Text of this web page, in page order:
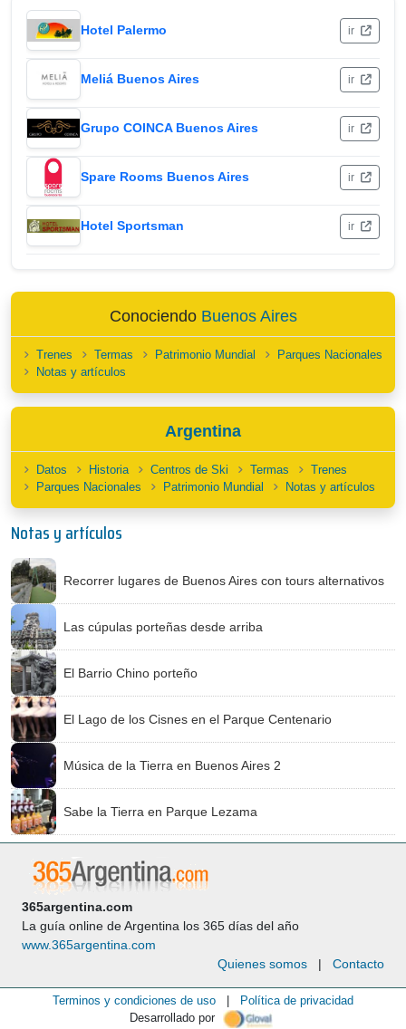
Hotel Palermo ir
Meliá Buenos Aires ir
Grupo COINCA Buenos Aires ir
Spare Rooms Buenos Aires ir
Hotel Sportsman ir
Conociendo Buenos Aires
Trenes Termas Patrimonio Mundial
Parques Nacionales
Notas y artículos
Argentina
Datos Historia Centros de Ski Termas
Trenes
Parques Nacionales
Patrimonio Mundial Notas y artículos
Notas y artículos
Recorrer lugares de Buenos Aires con tours alternativos
Las cúpulas porteñas desde arriba
El Barrio Chino porteño
El Lago de los Cisnes en el Parque Centenario
Música de la Tierra en Buenos Aires 2
Sabe la Tierra en Parque Lezama
365argentina.com
La guía online de Argentina los 365 días del año
www.365argentina.com
Quienes somos | Contacto
Terminos y condiciones de uso
Política de privacidad
Desarrollado por